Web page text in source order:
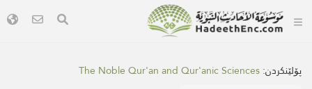
پۆلێنکردن:The Noble Qur'an and Qur'anic Sciences